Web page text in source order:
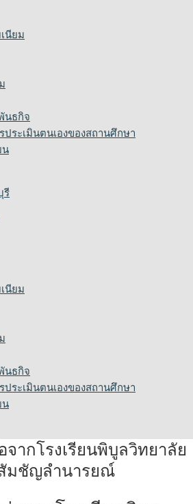
นียม
นธกิจ
ประเมินตนเองของสถานศึกษา
น
นียม
นธกิจ
ประเมินตนเองของสถานศึกษา
น
ากโรงเรียนพิบูลวิทยาลัย
สัมชัญลำนารยณ์